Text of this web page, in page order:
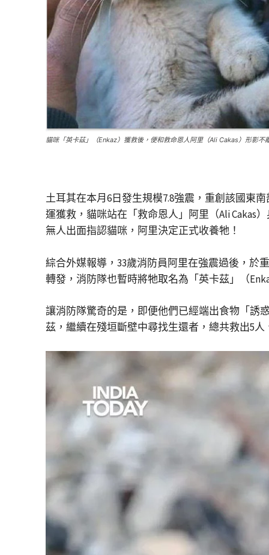
貓咪「英卡茲」（Enkaz）獲救後，便和救命恩人阿里（Ali Cakas）形影不
土耳其在本月6日發生規模7.8強震，重創該國東
運獲救，貓咪站在「救命恩人」阿里（Ali Cakas
無人出面指認貓咪，阿里決定正式收養牠！
綜合外媒報導，33歲消防員阿里在強震過後，於
轉發，消防隊也暫時將牠取名為「英卡茲」（
讓消防隊驚奇的是，即便他們已經端出食物「誘
茲，繼續在殘垣斷壁中尋找生還者，總共救出5